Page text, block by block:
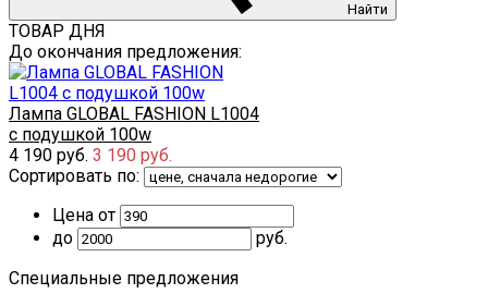
Найти
ТОВАР ДНЯ
До окончания предложения:
Лампа GLOBAL FASHION L1004
с подушкой 100w
4 190 руб. 3 190 руб.
Сортировать по:
Цена от
до
руб.
Специальные предложения